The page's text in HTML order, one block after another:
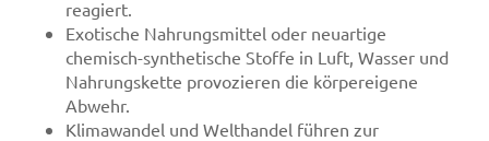
reagiert.
Exotische Nahrungsmittel oder neuartige
chemisch-synthetische Stoffe in Luft, Wasser und
Nahrungskette provozieren die körpereigene
Abwehr.
Klimawandel und Welthandel führen zur